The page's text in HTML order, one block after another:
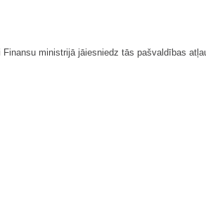
ministrijā jāiesniedz tās pašvaldības